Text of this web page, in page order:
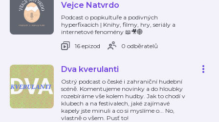
Vejce Natvrdo
Podcast o popkultuře a podivných
hyperfixacích | Knihy, filmy, hry, seriály a
internetové fenomény 📖🎥🌐
16 epizod
0 odběratelů
Dva kverulanti
Ostrý podcast o české i zahraniční hudební
scéně. Komentujeme novinky a do hloubky
rozebíráme vše kolem hudby. Jak to chodí v
klubech a na festivalech, jaké zajímavé
kapely jste minuli a co si myslíme o... No,
vlastně o všem. Pusť to!